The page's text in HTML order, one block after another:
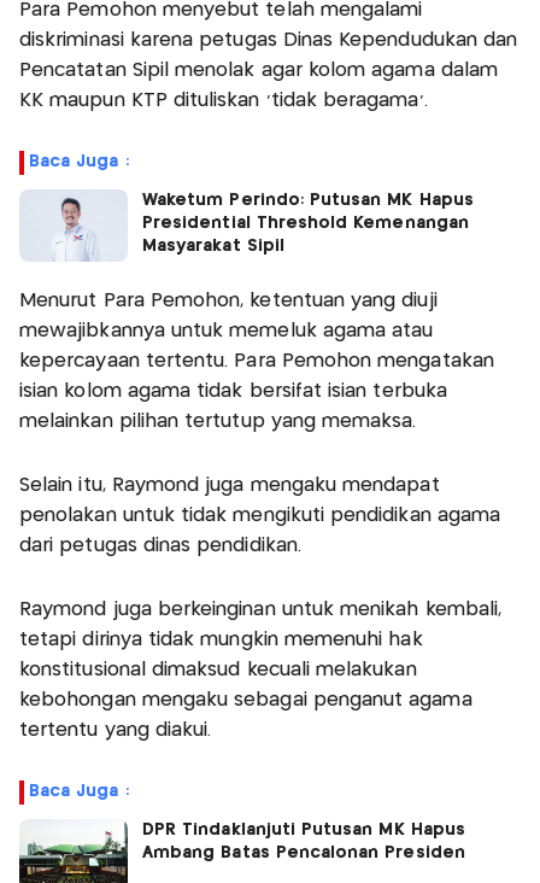
Para Pemohon menyebut telah mengalami
diskriminasi karena petugas Dinas Kependudukan dan
Pencatatan Sipil menolak agar kolom agama dalam
KK maupun KTP dituliskan 'tidak beragama'.
Baca Juga :
Waketum Perindo: Putusan MK Hapus
Presidential Threshold Kemenangan
Masyarakat Sipil
Menurut Para Pemohon, ketentuan yang diuji
mewajibkannya untuk memeluk agama atau
kepercayaan tertentu. Para Pemohon mengatakan
isian kolom agama tidak bersifat isian terbuka
melainkan pilihan tertutup yang memaksa.
Selain itu, Raymond juga mengaku mendapat
penolakan untuk tidak mengikuti pendidikan agama
dari petugas dinas pendidikan.
Raymond juga berkeinginan untuk menikah kembali,
tetapi dirinya tidak mungkin memenuhi hak
konstitusional dimaksud kecuali melakukan
kebohongan mengaku sebagai penganut agama
tertentu yang diakui.
Baca Juga :
DPR Tindaklanjuti Putusan MK Hapus
Ambang Batas Pencalonan Presiden